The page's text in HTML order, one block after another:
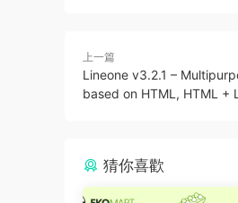
上一篇
Lineone v3.2.1 –
based on HTML, HTML +
猜你喜歡